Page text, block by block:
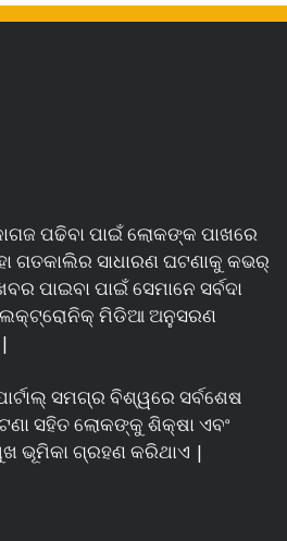
ପଢିବା ପାଇଁ ଲୋକଙ୍କ ପାଖରେ
ଗତକାଲିର ସାଧାରଣ ଘଟଣାକୁ କଭର୍
ପାଇବା ପାଇଁ ସେମାନେ ସର୍ବଦା
ମିଡିଆ ଅନୁସରଣ
ସମଗ୍ର ବିଶ୍ୱରେ ସର୍ବଶେଷ
ସହିତ ଲୋକଙ୍କୁ ଶିକ୍ଷା ଏବଂ
ଭୂମିକା ଗ୍ରହଣ କରିଥାଏ |